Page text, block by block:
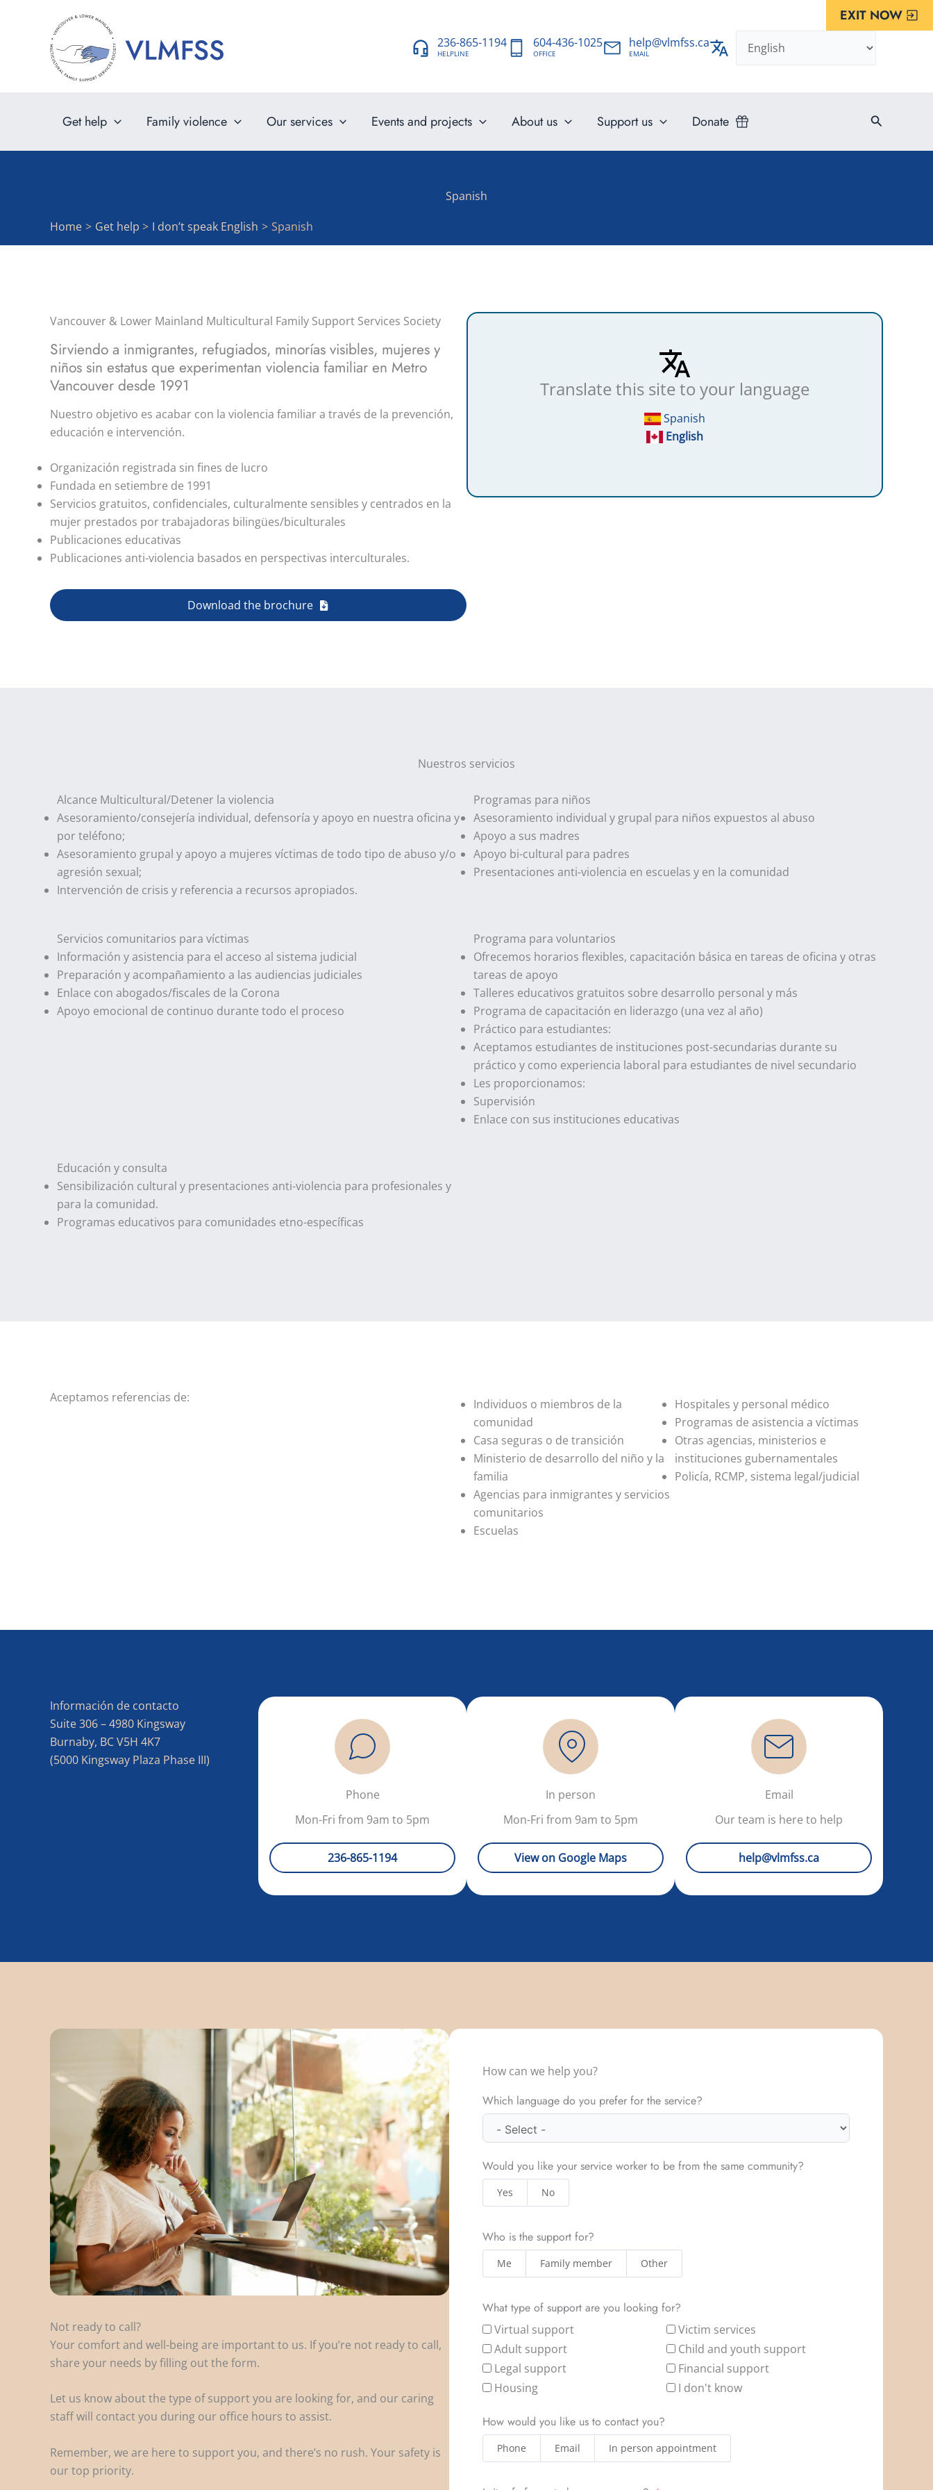
EXIT NOW
236-865-1194
HELPLINE
604-436-1025
OFFICE
help@vlmfss.ca
EMAIL
Get help Family violence Our services Events and projects About us Support us Donate Search
Spanish
Home
Get help I don’t speak English Spanish
Vancouver & Lower Mainland Multicultural Family Support Services Society
Sirviendo a inmigrantes, refugiados, minorías visibles, mujeres y
niños sin estatus que experimentan violencia familiar en Metro
Vancouver desde 1991
Nuestro objetivo es acabar con la violencia familiar a través de la prevención,
educación e intervención.
Organización registrada sin fines de lucro
Fundada en setiembre de 1991
Servicios gratuitos, confidenciales, culturalmente sensibles y centrados en la
mujer prestados por trabajadoras bilingües/biculturales
Publicaciones educativas
Publicaciones anti-violencia basados en perspectivas interculturales.
Download the brochure
Translate this site to your language
Spanish
English
Nuestros servicios
Alcance Multicultural/Detener la violencia
Asesoramiento/consejería individual, defensoría y apoyo en nuestra oficina y
por teléfono;
Asesoramiento grupal y apoyo a mujeres víctimas de todo tipo de abuso y/o
agresión sexual;
Intervención de crisis y referencia a recursos apropiados.
Programas para niños
Asesoramiento individual y grupal para niños expuestos al abuso
Apoyo a sus madres
Apoyo bi-cultural para padres
Presentaciones anti-violencia en escuelas y en la comunidad
Servicios comunitarios para víctimas
Información y asistencia para el acceso al sistema judicial
Preparación y acompañamiento a las audiencias judiciales
Enlace con abogados/fiscales de la Corona
Apoyo emocional de continuo durante todo el proceso
Programa para voluntarios
Ofrecemos horarios flexibles, capacitación básica en tareas de oficina y otras
tareas de apoyo
Talleres educativos gratuitos sobre desarrollo personal y más
Programa de capacitación en liderazgo (una vez al año)
Práctico para estudiantes:
Aceptamos estudiantes de instituciones post-secundarias durante su
práctico y como experiencia laboral para estudiantes de nivel secundario
Les proporcionamos:
Supervisión
Enlace con sus instituciones educativas
Educación y consulta
Sensibilización cultural y presentaciones anti-violencia para profesionales y
para la comunidad.
Programas educativos para comunidades etno-específicas
Aceptamos referencias de:
Individuos o miembros de la
comunidad
Casa seguras o de transición
Ministerio de desarrollo del niño y la
familia
Agencias para inmigrantes y servicios
comunitarios
Escuelas
Hospitales y personal médico
Programas de asistencia a víctimas
Otras agencias, ministerios e
instituciones gubernamentales
Policía, RCMP, sistema legal/judicial
Información de contacto
Suite 306 – 4980 Kingsway
Burnaby, BC V5H 4K7
(5000 Kingsway Plaza Phase III)
Phone
Mon-Fri from 9am to 5pm
236-865-1194
In person
Mon-Fri from 9am to 5pm
View on Google Maps
Email
Our team is here to help
help@vlmfss.ca
Not ready to call?
Your comfort and well-being are important to us. If you’re not ready to call,
share your needs by filling out the form.
Let us know about the type of support you are looking for, and our caring
staff will contact you during our office hours to assist.
Remember, we are here to support you, and there’s no rush. Your safety is
our top priority.
How can we help you?
Which language do you prefer for the service?
Would you like your service worker to be from the same community?
Yes No
Who is the support for?
Me Family member Other
What type of support are you looking for?
Virtual support
Victim services
Adult support
Child and youth support
Legal support
Financial support
Housing
I don't know
How would you like us to contact you?
Phone Email In person appointment